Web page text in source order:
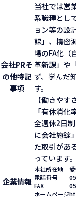
会社PRそ
の他特記
事項
当社では営
系職種とし
ョン等の設
課」、精密
場のFA化（
革新課」や
ず、学んだ
す。
【働きやす
「有休消
全週休2日
に会社施錠
た取引があ
っています。
企業情報
本社所在地
電話番号
FAX
ホームページ